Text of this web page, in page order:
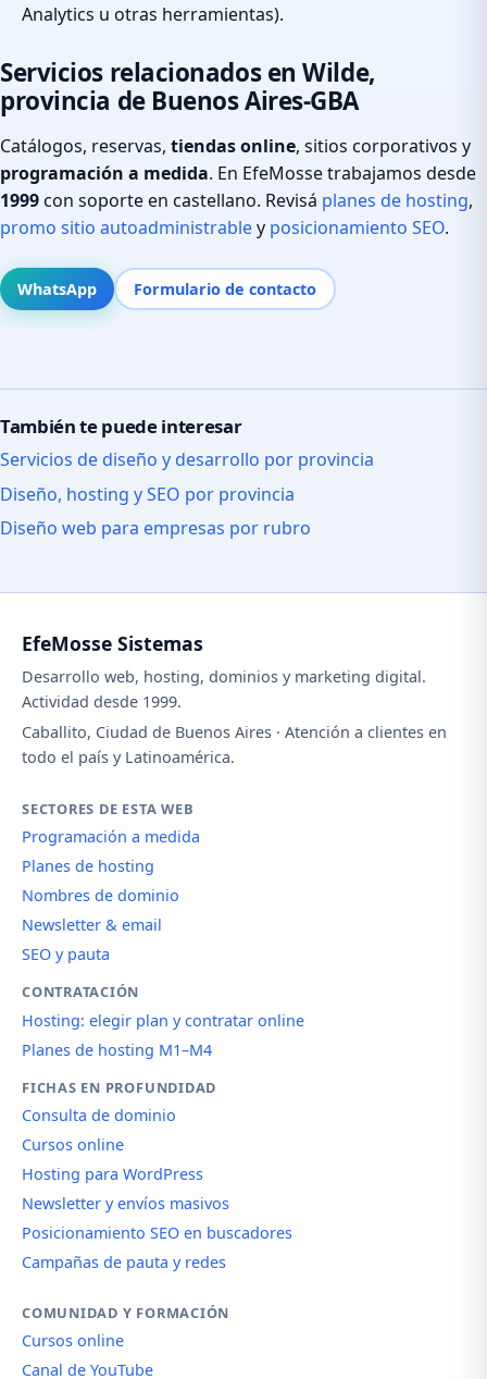
Analytics u otras herramientas).
Servicios relacionados en Wilde,
provincia de Buenos Aires-GBA
Catálogos, reservas, tiendas online, sitios corporativos y
programación a medida. En EfeMosse trabajamos desde
1999con soporte en castellano. Revisá planes de hosting,
promo sitio autoadministrabley posicionamiento SEO.
WhatsApp Formulario de contacto
También te puede interesar
Servicios de diseño y desarrollo por provincia
Diseño, hosting y SEO por provincia
Diseño web para empresas por rubro
EfeMosse Sistemas
Desarrollo web, hosting, dominios y marketing digital.
Actividad desde 1999.
Caballito, Ciudad de Buenos Aires · Atención a clientes en
todo el país y Latinoamérica.
SECTORES DE ESTA WEB
Programación a medida
Planes de hosting
Nombres de dominio
Newsletter & email
SEO y pauta
CONTRATACIÓN
Hosting: elegir plan y contratar online
Planes de hosting M1–M4
FICHAS EN PROFUNDIDAD
Consulta de dominio
Cursos online
Hosting para WordPress
Newsletter y envíos masivos
Posicionamiento SEO en buscadores
Campañas de pauta y redes
COMUNIDAD Y FORMACIÓN
Cursos online
Canal de YouTube